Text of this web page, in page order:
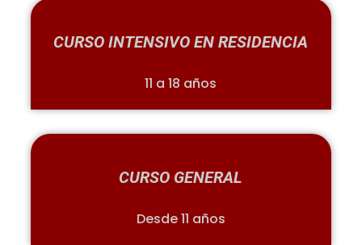
CURSO INTENSIVO EN RESIDENCIA
11 a 18 años
CURSO GENERAL
Desde 11 años